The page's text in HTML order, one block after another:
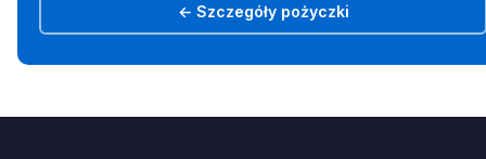
← Szczegóły pożyczki